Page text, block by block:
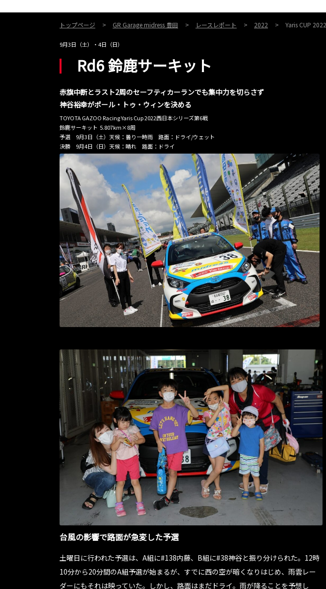
トップページ GR Garage midress 豊田 レースレポート 2022 Yaris CUP
9月3日（土）・4日（日）
Rd6 鈴鹿サーキット
赤旗中断とラスト2周のセーフティカーランでも集中力を切らさず
神谷裕幸がポール・トゥ・ウィンを決める
TOYOTA GAZOO Racing Yaris Cup 2022西日本シリーズ第6戦
鈴鹿サーキット 5.807km×8周
予選 9月3日（土）天候：曇り一時雨 路面：ドライ/ウェット
決勝 9月4日（日）天候：晴れ 路面：ドライ
台風の影響で路面が急変した予選
土曜日に行われた予選は、A組に#138内藤、B組に#38神谷と振り分けられた。12時
10分から20分間のA組予選が始まるが、すでに西の空が暗くなりはじめ、雨雲レー
ダーにもそれは映っていた。しかし、路面はまだドライ。雨が降ることを予想し